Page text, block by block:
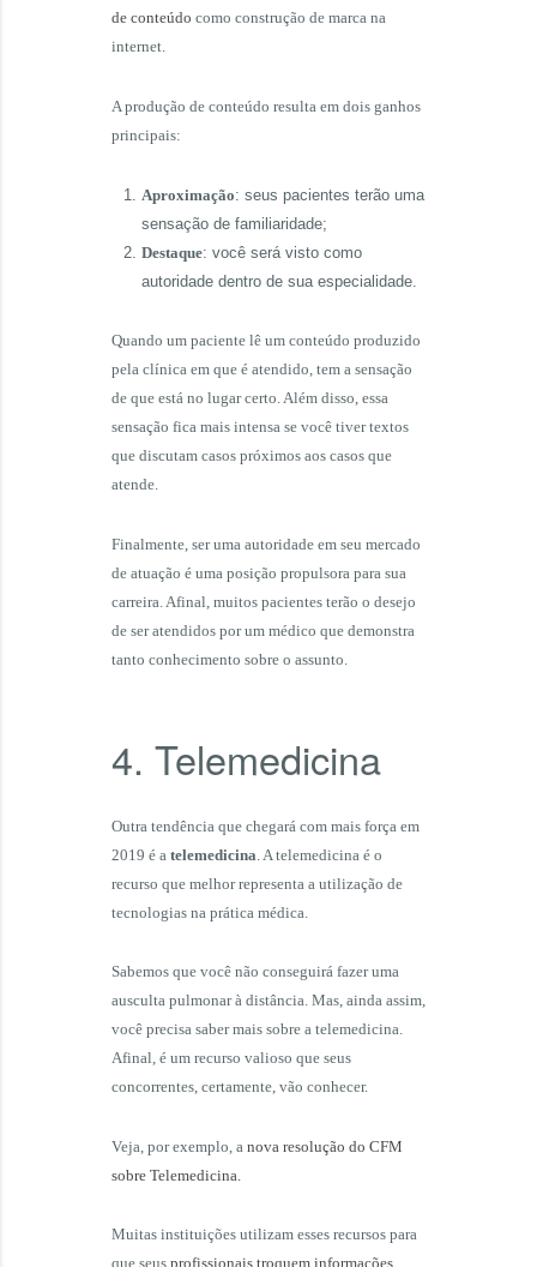
de conteúdo como construção de marca na
internet.
A produção de conteúdo resulta em dois ganhos
principais:
Aproximação: seus pacientes terão uma
sensação de familiaridade;
Destaque: você será visto como
autoridade dentro de sua especialidade.
Quando um paciente lê um conteúdo produzido
pela clínica em que é atendido, tem a sensação
de que está no lugar certo. Além disso, essa
sensação fica mais intensa se você tiver textos
que discutam casos próximos aos casos que
atende.
Finalmente, ser uma autoridade em seu mercado
de atuação é uma posição propulsora para sua
carreira. Afinal, muitos pacientes terão o desejo
de ser atendidos por um médico que demonstra
tanto conhecimento sobre o assunto.
4. Telemedicina
Outra tendência que chegará com mais força em
2019 é a telemedicina . A telemedicina é o
recurso que melhor representa a utilização de
tecnologias na prática médica.
Sabemos que você não conseguirá fazer uma
ausculta pulmonar à distância. Mas, ainda assim,
você precisa saber mais sobre a telemedicina.
Afinal, é um recurso valioso que seus
concorrentes, certamente, vão conhecer.
Veja, por exemplo, a nova resolução do CFM
sobre Telemedicina.
Muitas instituições utilizam esses recursos para
que seus profissionais troquem informações,